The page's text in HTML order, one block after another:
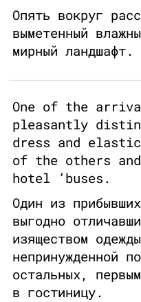
Опять вокруг
выметенный
мирный ландшафт.
One of the
pleasantly
dress and
of the others
hotel ’buses.
Один из
выгодно
изяществом
непринужденной
остальных,
в гостиницу.